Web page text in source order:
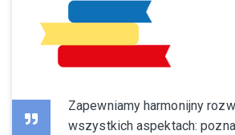
Zapewniamy harmonijny
wszystkich aspektach: